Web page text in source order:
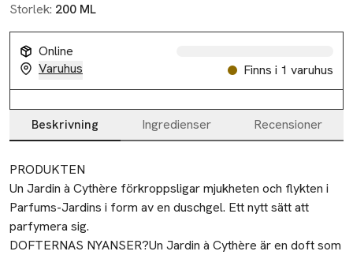
Storlek: 200 ML
Online
Varuhus
Finns i 1 varuhus
Beskrivning Ingredienser Recensioner
Beskrivning
PRODUKTEN
Un Jardin à Cythère förkroppsligar mjukheten och flykten i
Parfums-Jardins i form av en duschgel. Ett nytt sätt att
parfymera sig.
DOFTERNAS NYANSER?Un Jardin à Cythère är en doft som